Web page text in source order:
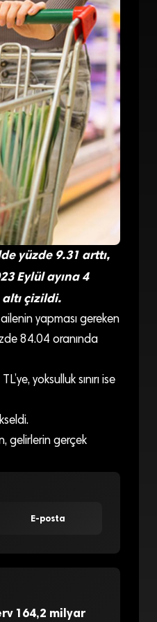
yüzde 9.31 arttı,
Eylül ayına 4
altı çizildi.
yapması gereken
84.04 oranında
yoksulluk sınırı ise
gelirlerin gerçek
E-posta
164,2 milyar